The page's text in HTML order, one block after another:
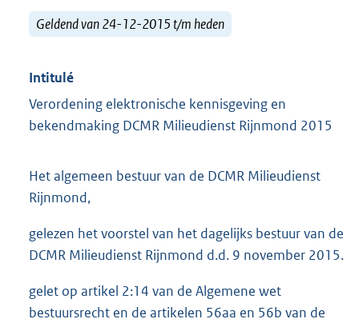
Geldend van 24-12-2015 t/m heden
Intitulé
Verordening elektronische kennisgeving en
bekendmaking DCMR Milieudienst Rijnmond 2015
Het algemeen bestuur van de DCMR Milieudienst
Rijnmond,
gelezen het voorstel van het dagelijks bestuur van de
DCMR Milieudienst Rijnmond d.d. 9 november 2015.
gelet op artikel 2:14 van de Algemene wet
bestuursrecht en de artikelen 56aa en 56b van de